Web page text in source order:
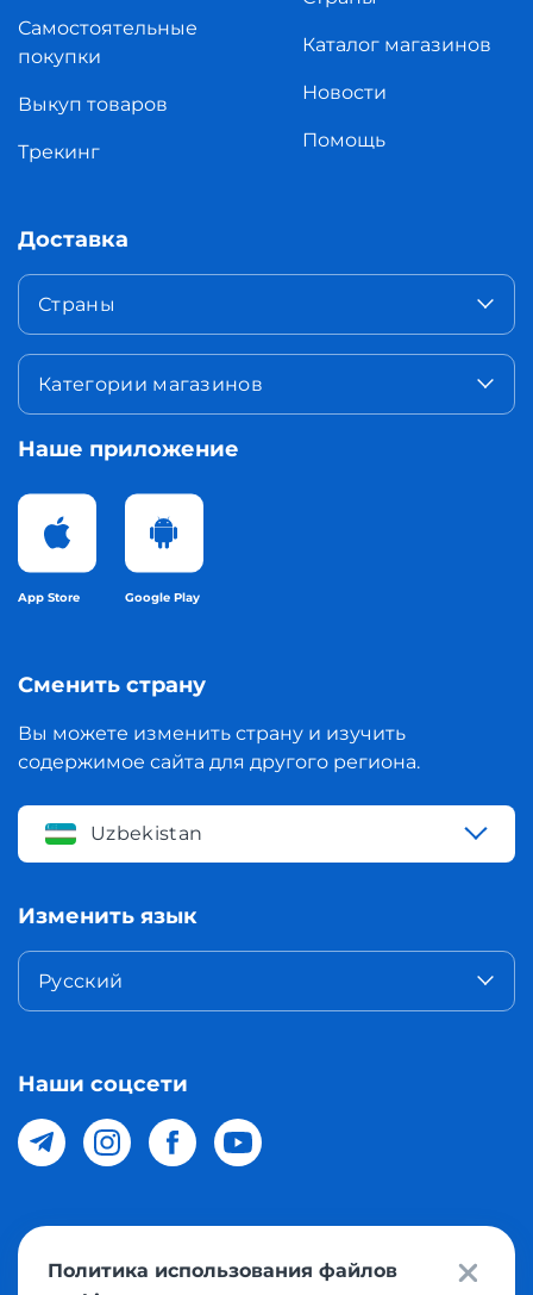
Самостоятельные
покупки
Выкуп товаров
Трекинг
Каталог магазинов
Новости
Помощь
Доставка
Страны
Категории магазинов
Наше приложение
App Store Google Play
Сменить страну
Вы можете изменить страну и изучить
содержимое сайта для другого региона.
Uzbekistan
Изменить язык
Русский
Наши соцсети
© 2026 Meest Shopping доставка покупок с интернет
Политика использования файлов